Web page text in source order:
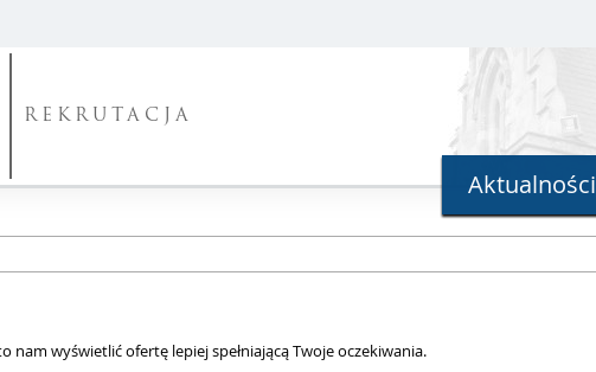
REKRUTACJA
Aktualności
wyświetlić ofertę lepiej spełniającą Twoje oczekiwania.